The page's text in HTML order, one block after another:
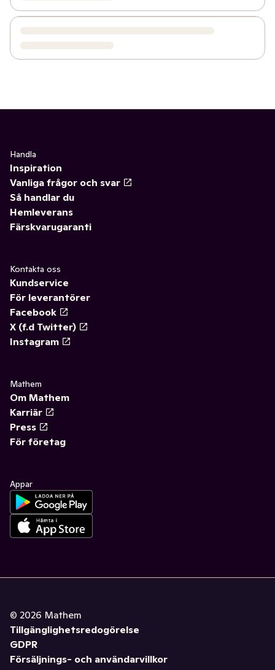
Handla
Inspiration
Vanliga frågor och svar
Så handlar du
Hemleverans
Färskvarugaranti
Kontakta oss
Kundservice
För leverantörer
Facebook
X (f.d Twitter)
Instagram
Mathem
Om Mathem
Karriär
Press
För företag
Appar
© 2026 Mathem
Tillgänglighetsredogörelse
GDPR
Försäljnings- och användarvillkor